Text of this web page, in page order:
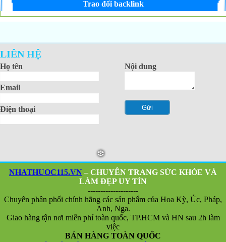
Trao đổi backlink
LIÊN HỆ
Họ tên
Email
Điện thoại
Nội dung
NHATHUOC115.VN – CHUYÊN TRANG SỨC KHỎE VÀ
LÀM ĐẸP UY TÍN
--------------------
Chuyên phân phối chính hãng các sản phẩm của Hoa Kỳ, Úc, Pháp,
Anh, Nga.
Giao hàng tận nơi miễn phí toàn quốc, TP.HCM và HN sau 2h làm
việc
BÁN HÀNG TOÀN QUỐC